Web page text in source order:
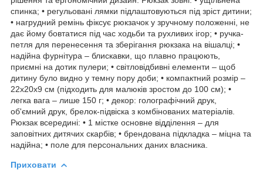
спинка; • регульовані лямки підлаштовуються під зріст дитини;
• нагрудний ремінь фіксує рюкзачок у зручному положенні, не
дає йому бовтатися під час ходьби та рухливих ігор; • ручка-
петля для перенесення та зберігання рюкзака на вішалці; •
надійна фурнітура – блискавки, що плавно працюють,
приємні на дотик пулери; • світловідбивні елементи – щоб
дитину було видно у темну пору доби; • компактний розмір –
22x20x9 см (підходить для малюків зростом до 100 см); •
легка вага – лише 150 г; • декор: голографічний друк,
об'ємний друк, брелок-підвіска з комбінованих матеріалів.
Рюкзак всередині: • 1 містке основне відділення – для
заповітних дитячих скарбів; • брендована підкладка – міцна та
надійна; • поле для персональних даних власника.
Приховати